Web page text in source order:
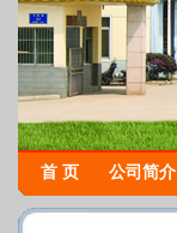
首 页 公司简介